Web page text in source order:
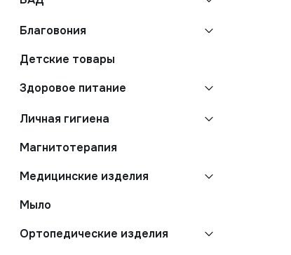
Благовония
Детские товары
Здоровое питание
Личная гигиена
Магнитотерапия
Медицинские изделия
Мыло
Ортопедические изделия